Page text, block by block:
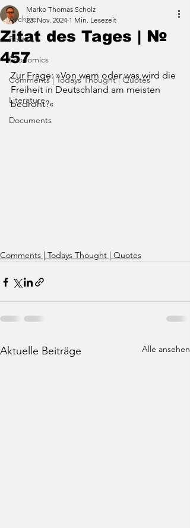
Archive
Politics
Economics
Comments | Todays Thought | Quotes
Literature
Documents
Zitat des Tages | №
457
Marko Thomas Scholz
23. Nov. 2024 1 Min. Lesezeit
Zur Frage: »Von wem oder was wird die
Freiheit in Deutschland am meisten
bedroht?«
Comments | Todays Thought | Quotes
Aktuelle Beiträge Alle ansehen